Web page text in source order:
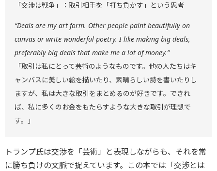
「交渉は戦争」：取引相手を「打ち負かす」という思考
“Deals are my art form. Other people paint beautifully on
canvas or write wonderful poetry. I like making big deals,
preferably big deals that make me a lot of money.”
「取引は私にとって芸術のようなものです。他の人たちはキ
ャンバスに美しい絵を描いたり、素晴らしい詩を書いたりし
ますが、私は大きな取引をまとめるのが好きです。できれ
ば、私に多くのお金をもたらすような大きな取引が理想で
す。」
トランプ氏は交渉を「芸術」と表現しながらも、それを常
に勝ち負けの文脈で捉えています。この本では「交渉とは